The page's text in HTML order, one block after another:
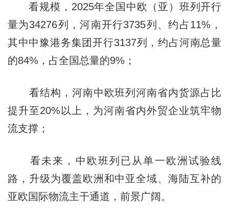
看规模，2025年全国中欧（亚）班列开行
量为34276列，河南开行3735列、约占11%，
其中中豫港务集团开行3137列，约占河南总量
的84%，占全国总量的9%；
看结构，河南中欧班列河南省内货源占比
提升至20%以上，为河南省内外贸企业筑牢物
流支撑；
看未来，中欧班列已从单一欧洲试验线
路，升级为覆盖欧洲和中亚全域、海陆互补的
亚欧国际物流主干通道，前景广阔。